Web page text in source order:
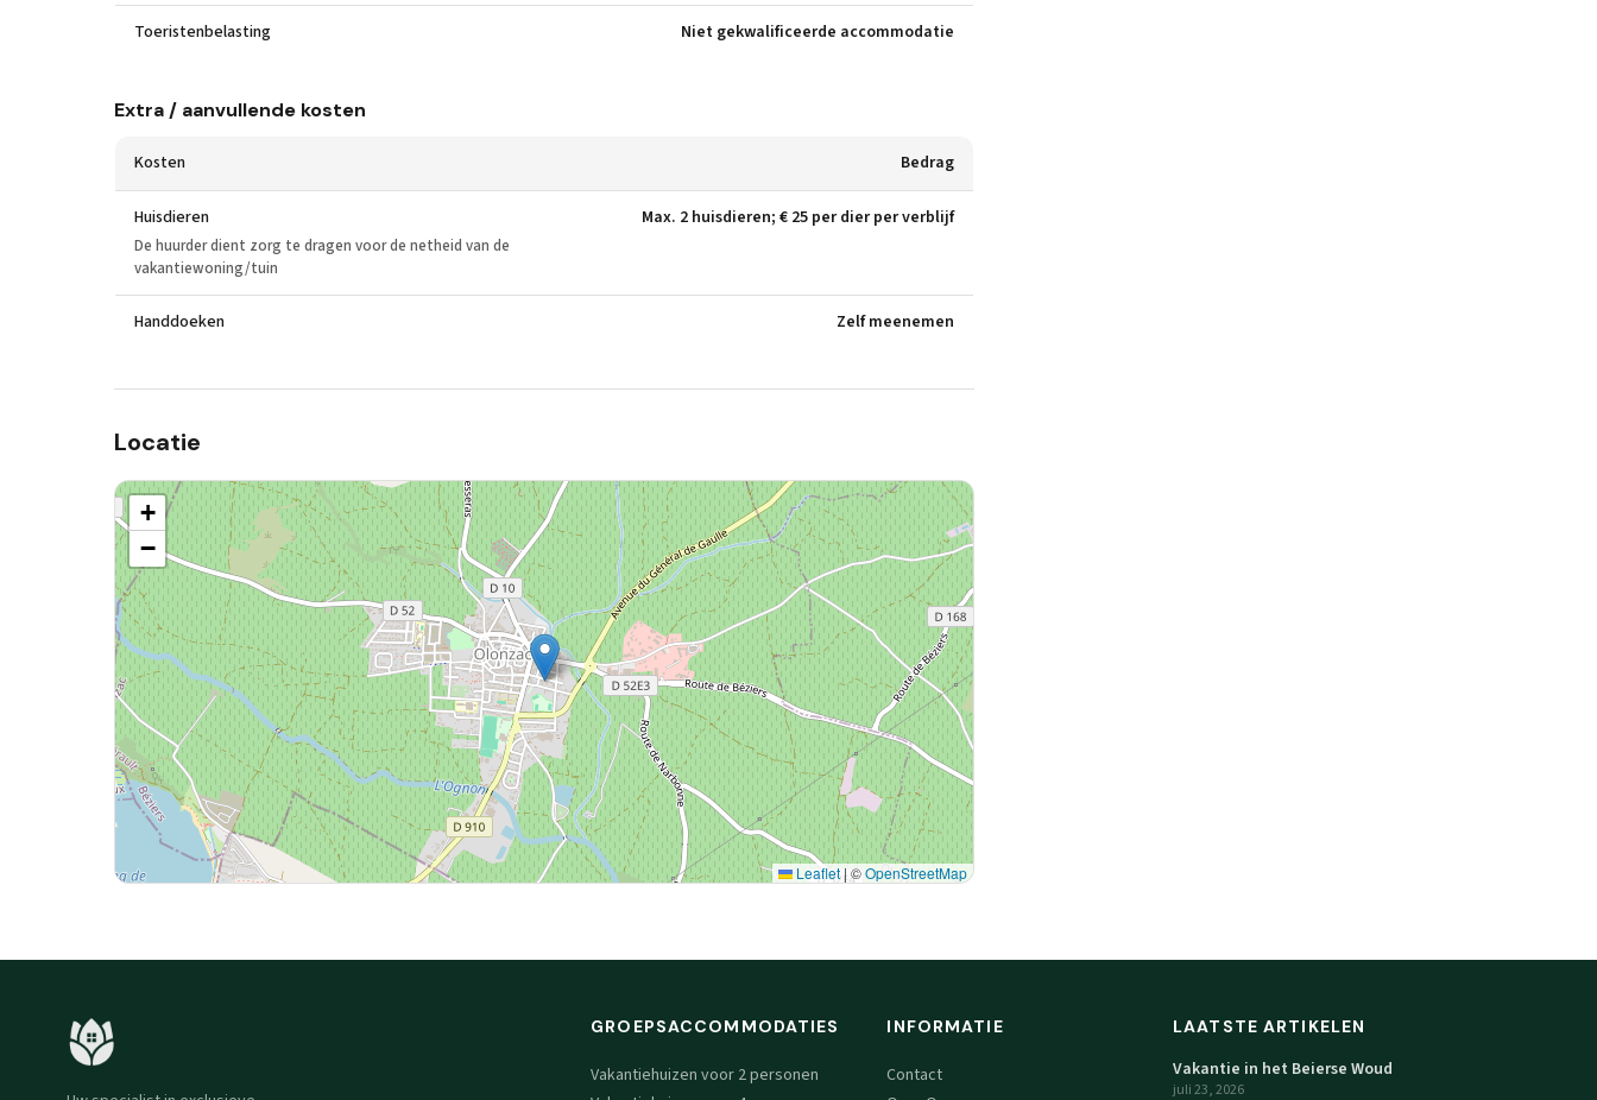
Toeristenbelasting Niet gekwalificeerde accommodatie
Extra / aanvullende kosten
Kosten Bedrag
Huisdieren
De huurder dient zorg te dragen voor de netheid van de
vakantiewoning/tuin
Max. 2 huisdieren; € 25 per dier per verblijf
Handdoeken Zelf meenemen
Locatie
+
−
Leaflet| ©OpenStreetMap
GROEPSACCOMMODATIES
Vakantiehuizen voor 2 personen
INFORMATIE
Contact
LAATSTE ARTIKELEN
Vakantie in het Beierse Woud
juli 23, 2026